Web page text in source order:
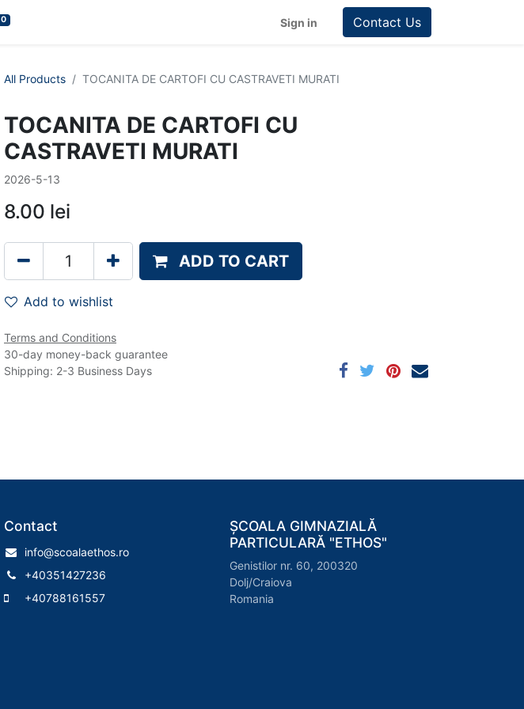
0 Sign in Contact Us
All Products TOCANITA DE CARTOFI CU CASTRAVETI MURATI
TOCANITA DE CARTOFI CU
CASTRAVETI MURATI
2026-5-13
8.00 lei
ADD TO CART
Add to wishlist
Terms and Conditions
30-day money-back guarantee
Shipping: 2-3 Business Days
Contact
info@scoalaethos.ro
+40351427236
+40788161557
ȘCOALA GIMNAZIALĂ
PARTICULARĂ "ETHOS"
Genistilor nr. 60, 200320
Dolj/Craiova
Romania